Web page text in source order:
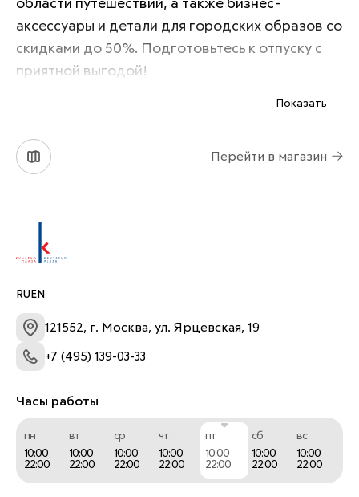
области путешествий, а также бизнес-
аксессуары и детали для городских образов со
скидками до 50%. Подготовьтесь к отпуску с
приятной выгодой!
Показать
Перейти в магазин
RU EN
121552, г. Москва, ул. Ярцевская, 19
+7 (495) 139-03-33
Часы работы
пн
10:00
22:00
вт
10:00
22:00
ср
10:00
22:00
чт
10:00
22:00
пт
10:00
22:00
сб
10:00
22:00
вс
10:00
22:00